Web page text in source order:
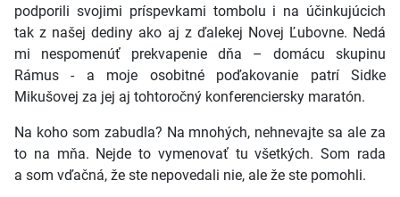
podporili svojimi príspevkami tombolu i na účinkujúcich
tak z našej dediny ako aj z ďalekej Novej Ľubovne. Nedá
mi nespomenúť prekvapenie dňa – domácu skupinu
Rámus - a moje osobitné poďakovanie patrí Sidke
Mikušovej za jej aj tohtoročný konferenciersky maratón.
Na koho som zabudla? Na mnohých, nehnevajte sa ale za
to na mňa. Nejde to vymenovať tu všetkých. Som rada
a som vďačná, že ste nepovedali nie, ale že ste pomohli.